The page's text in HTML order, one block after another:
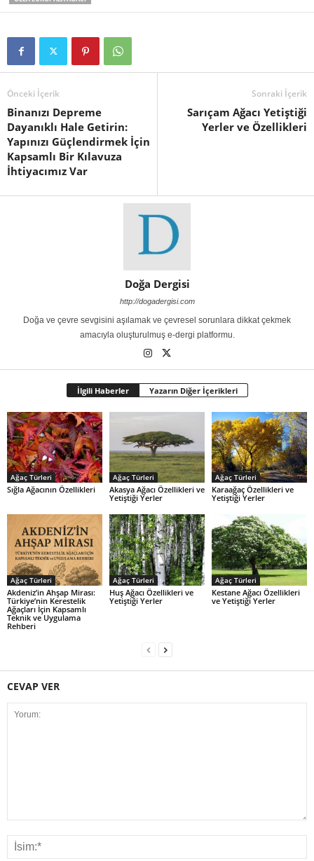
Önceki İçerik
Binanızı Depreme
Dayanıklı Hale Getirin:
Yapınızı Güçlendirmek İçin
Kapsamlı Bir Kılavuza
İhtiyacımız Var
Sonraki İçerik
Sarıçam Ağacı Yetiştiği
Yerler ve Özellikleri
Doğa Dergisi
http://dogadergisi.com
Doğa ve çevre sevgisini aşılamak ve çevresel sorunlara dikkat çekmek
amacıyla oluşturulmuş e-dergi platformu.
İlgili Haberler Yazarın Diğer İçerikleri
Ağaç Türleri
Sığla Ağacının Özellikleri
Ağaç Türleri
Akasya Ağacı Özellikleri ve
Yetiştiği Yerler
Ağaç Türleri
Karaağaç Özellikleri ve
Yetiştiği Yerler
Ağaç Türleri
Akdeniz’in Ahşap Mirası:
Türkiye’nin Kerestelik
Ağaçları İçin Kapsamlı
Teknik ve Uygulama
Rehberi
Ağaç Türleri
Huş Ağacı Özellikleri ve
Yetiştiği Yerler
Ağaç Türleri
Kestane Ağacı Özellikleri
ve Yetiştiği Yerler
CEVAP VER